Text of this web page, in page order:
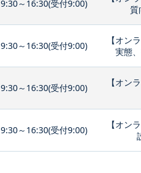
9:30～16:30(受付9:00)
質
9:30～16:30(受付9:00)
【オン
実態
9:30～16:30(受付9:00)
【オン
9:30～16:30(受付9:00)
【オン